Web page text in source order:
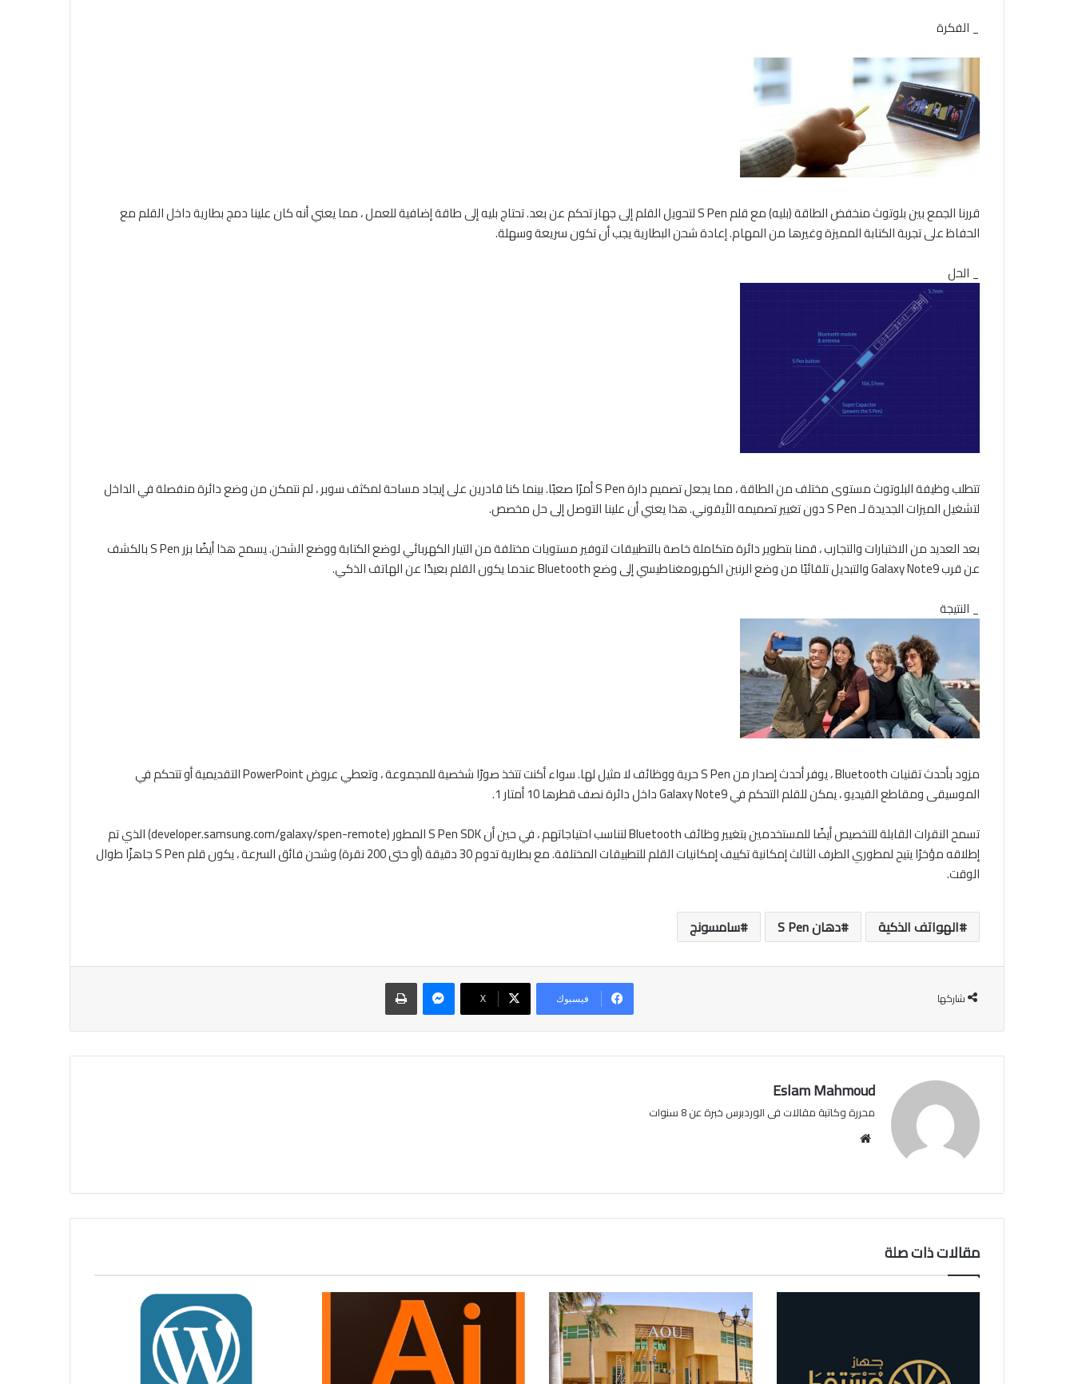
_ الفكرة
قررنا الجمع بين بلوتوث منخفض الطاقة (بليه) مع قلم S Pen لتحويل القلم إلى جهاز تحكم عن بعد. تحتاج بليه إلى طاقة إضافية للعمل ، مما يعني أنه كان علينا دمج بطارية داخل القلم مع
الحفاظ على تجربة الكتابة المميزة وغيرها من المهام. إعادة شحن البطارية يجب أن تكون سريعة وسهلة.
_ الحل
تتطلب وظيفة البلوتوث مستوى مختلف من الطاقة ، مما يجعل تصميم دارة S Pen أمرًا صعبًا. بينما كنا قادرين على إيجاد مساحة لمكثف سوبر ، لم نتمكن من وضع دائرة منفصلة في الداخل
لتشغيل الميزات الجديدة لـ S Pen دون تغيير تصميمه الأيقوني. هذا يعني أن علينا التوصل إلى حل مخصص.
بعد العديد من الاختبارات والتجارب ، قمنا بتطوير دائرة متكاملة خاصة بالتطبيقات لتوفير مستويات مختلفة من التيار الكهربائي لوضع الكتابة ووضع الشحن. يسمح هذا أيضًا بزر S Pen بالكشف
عن قرب Galaxy Note9 والتبديل تلقائيًا من وضع الرنين الكهرومغناطيسي إلى وضع Bluetooth عندما يكون القلم بعيدًا عن الهاتف الذكي.
_ النتيجة
مزود بأحدث تقنيات Bluetooth ، يوفر أحدث إصدار من S Pen حرية ووظائف لا مثيل لها. سواء أكنت تتخذ صورًا شخصية للمجموعة ، وتعطي عروض PowerPoint التقديمية أو تتحكم في
الموسيقى ومقاطع الفيديو ، يمكن للقلم التحكم في Galaxy Note9 داخل دائرة نصف قطرها 10 أمتار 1.
تسمح النقرات القابلة للتخصيص أيضًا للمستخدمين بتغيير وظائف Bluetooth لتناسب احتياجاتهم ، في حين أن S Pen SDK المطور (developer.samsung.com/galaxy/spen-remote) الذي تم
إطلاقه مؤخرًا يتيح لمطوري الطرف الثالث إمكانية تكييف إمكانيات القلم للتطبيقات المختلفة. مع بطارية تدوم 30 دقيقة (أو حتى 200 نقرة) وشحن فائق السرعة ، يكون قلم S Pen جاهزًا طوال
الوقت.
الهواتف الذكية دهان S Pen سامسونج
شاركها فيسبوك ‫X
ماسنجر
Eslam Mahmoud
محررة وكاتبة مقالات فى الوردبرس خبرة عن 8 سنوات
مقالات ذات صلة